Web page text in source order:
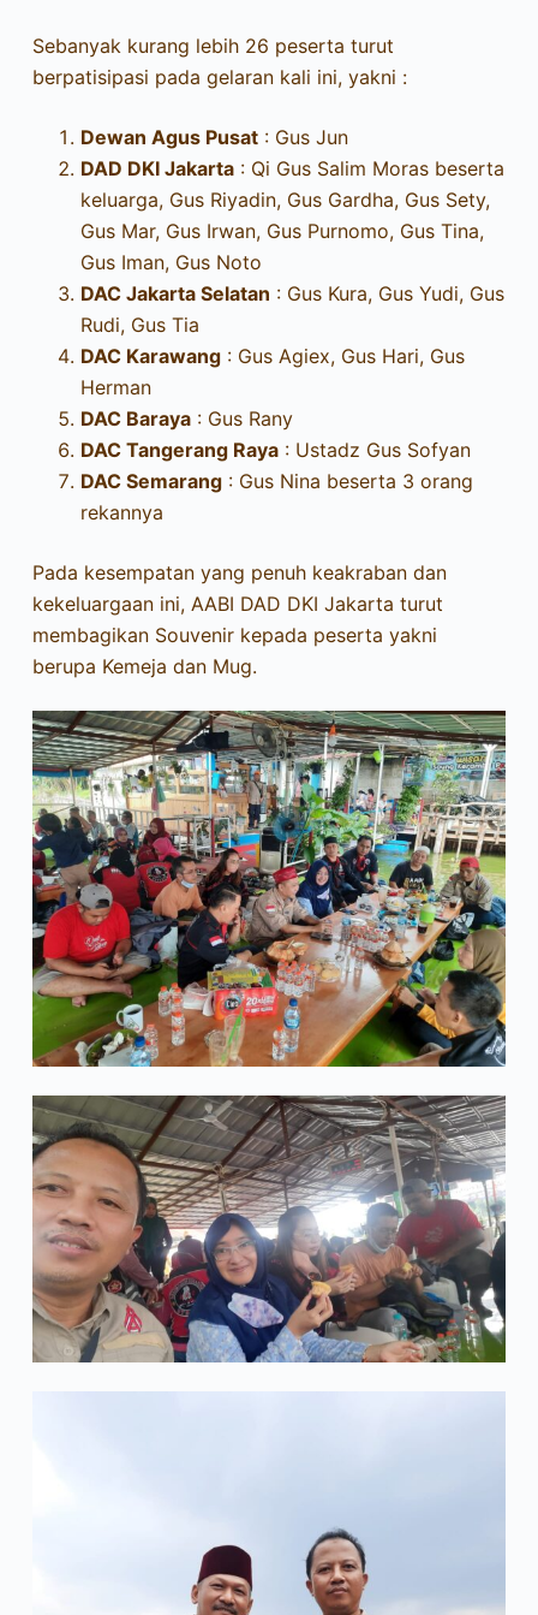
Sebanyak kurang lebih 26 peserta turut
berpatisipasi pada gelaran kali ini, yakni :
Dewan Agus Pusat: Gus Jun
DAD DKI Jakarta: Qi Gus Salim Moras beserta
keluarga, Gus Riyadin, Gus Gardha, Gus Sety,
Gus Mar, Gus Irwan, Gus Purnomo, Gus Tina,
Gus Iman, Gus Noto
DAC Jakarta Selatan : Gus Kura, Gus Yudi, Gus
Rudi, Gus Tia
DAC Karawang: Gus Agiex, Gus Hari, Gus
Herman
DAC Baraya: Gus Rany
DAC Tangerang Raya: Ustadz Gus Sofyan
DAC Semarang: Gus Nina beserta 3 orang
rekannya
Pada kesempatan yang penuh keakraban dan
kekeluargaan ini, AABI DAD DKI Jakarta turut
membagikan Souvenir kepada peserta yakni
berupa Kemeja dan Mug.